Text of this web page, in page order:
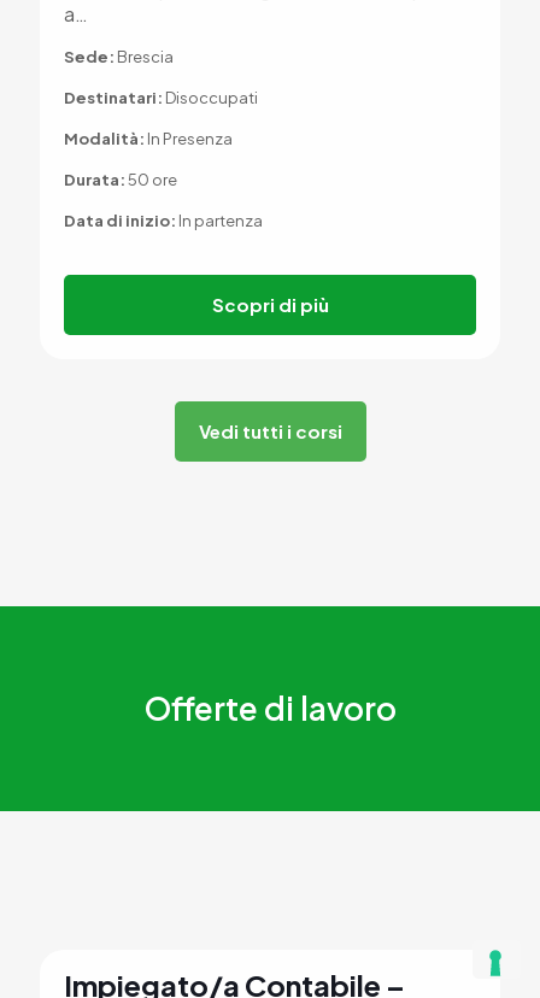
a…
Sede: Brescia
Destinatari: Disoccupati
Modalità: In Presenza
Durata:50 ore
Data di inizio: In partenza
Scopri di più
Vedi tutti i corsi
Offerte di lavoro
Impiegato/a Contabile –